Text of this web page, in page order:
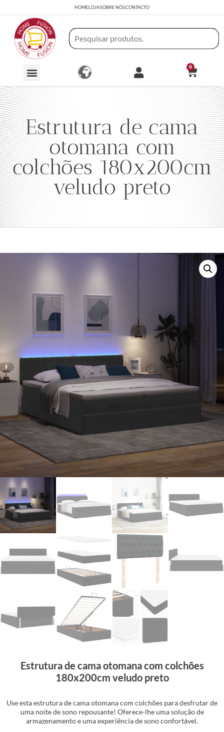
HOMELOJASOBRE NÓSCONTACTO
0
Estrutura de cama
otomana com
colchões 180x200cm
veludo preto
Estrutura de cama otomana com colchões
180x200cm veludo preto
Use esta estrutura de cama otomana com colchões para desfrutar de
uma noite de sono repousante! Oferece-lhe uma solução de
armazenamento e uma experiência de sono confortável.